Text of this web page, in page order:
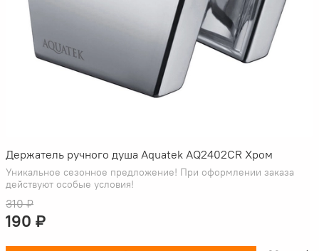
Держатель ручного душа Aquatek AQ2402CR Хром
Уникальное сезонное предложение! При оформлении заказа
действуют особые условия!
310 ₽
190 ₽